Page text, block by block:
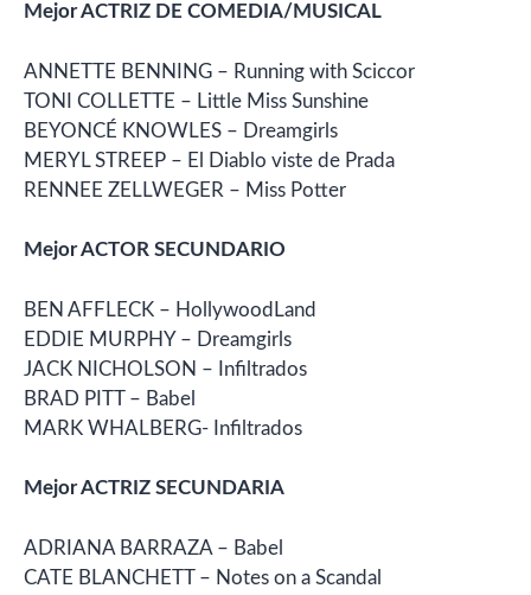
Mejor ACTRIZ DE COMEDIA/MUSICAL
ANNETTE BENNING – Running with Sciccor
TONI COLLETTE – Little Miss Sunshine
BEYONCÉ KNOWLES – Dreamgirls
MERYL STREEP – El Diablo viste de Prada
RENNEE ZELLWEGER – Miss Potter
Mejor ACTOR SECUNDARIO
BEN AFFLECK – HollywoodLand
EDDIE MURPHY – Dreamgirls
JACK NICHOLSON – Infiltrados
BRAD PITT – Babel
MARK WHALBERG- Infiltrados
Mejor ACTRIZ SECUNDARIA
ADRIANA BARRAZA – Babel
CATE BLANCHETT – Notes on a Scandal